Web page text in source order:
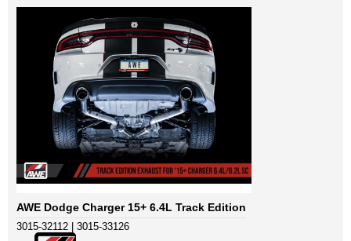
AWE Dodge Charger 15+ 6.4L Track Edition
3015-32112 | 3015-33126